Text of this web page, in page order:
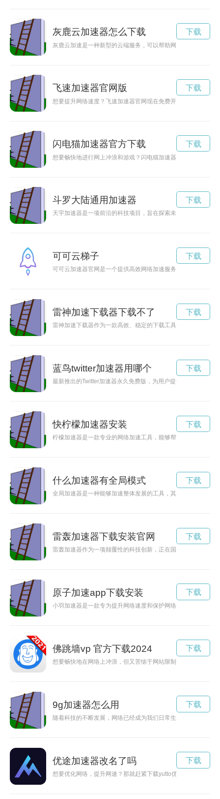
灰鹿云加速器怎么下载
灰鹿云加速是一种新型的云端服务，可以帮助网站提升载入速
下载
飞速加速器官网版
想要提升网络速度？飞速加速器官网现在免费开放使用，让您畅
下载
闪电猫加速器官方下载
想要畅快地进行网上冲浪和游戏？闪电猫加速器是您的最佳选
下载
斗罗大陆通用加速器
天宇加速器是一项前沿的科技项目，旨在探索未知领域和解开
下载
可可云梯子
可可云加速器官网是一个提供高效网络加速服务的平台，通过
下载
雷神加速下载器下载不了
雷神加速下载器作为一款高效、稳定的下载工具，能够帮助用
下载
蓝鸟twitter加速器用哪个
最新推出的Twitter加速器永久免费版，为用户提供更快的网络
下载
快柠檬加速器安装
柠檬加速器是一款专业的网络加速工具，能够帮助用户提升上
下载
什么加速器有全局模式
全局加速器是一种能够加速整体发展的工具，其作用远远超出
下载
雷轰加速器下载安装官网
雷轰加速器作为一项颠覆性的科技创新，正在国外受到广泛关
下载
原子加速app下载安装
小羽加速器是一款专为提升网络速度和保护网络安全而设计的
下载
佛跳墙vp 官方下载2024
想要畅快地在网络上冲浪，但又苦恼于网站限制？佛跳墙VP最
下载
9g加速器怎么用
随着科技的不断发展，网络已经成为我们日常生活中不可或缺
下载
优途加速器改名了吗
想要优化网络，提升网速？那就赶紧下载yutto优途加速器吧！
下载